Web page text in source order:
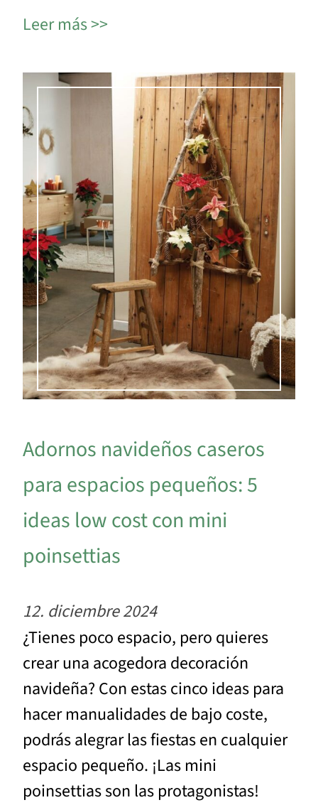
Leer más
Adornos navideños caseros
para espacios pequeños: 5
ideas low cost con mini
poinsettias
12. diciembre 2024
¿Tienes poco espacio, pero quieres
crear una acogedora decoración
navideña? Con estas cinco ideas para
hacer manualidades de bajo coste,
podrás alegrar las fiestas en cualquier
espacio pequeño. ¡Las mini
poinsettias son las protagonistas!